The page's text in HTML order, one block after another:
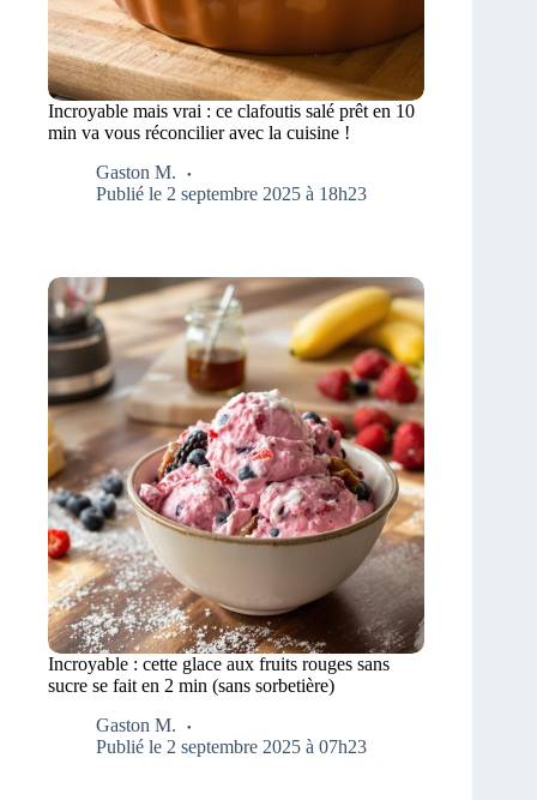
Incroyable mais vrai : ce clafoutis salé prêt en 10
min va vous réconcilier avec la cuisine !
Gaston M.
Publié le 2 septembre 2025 à 18h23
Incroyable : cette glace aux fruits rouges sans
sucre se fait en 2 min (sans sorbetière)
Gaston M.
Publié le 2 septembre 2025 à 07h23